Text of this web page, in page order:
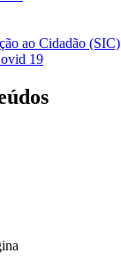
ao Cidadão (SIC)
19